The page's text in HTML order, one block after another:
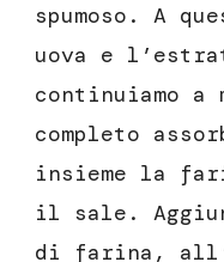
spumoso. A
uova e
continuiamo
completo
insieme la
il sale.
di farina,